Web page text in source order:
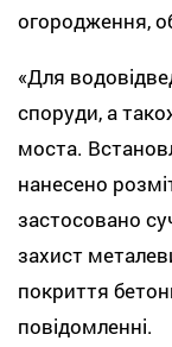
огородження,
«Для
споруди, а
моста.
нанесено
застосовано
захист
покриття
повідомленні.